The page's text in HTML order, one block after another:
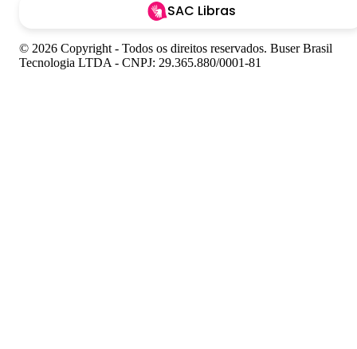
SAC Libras
© 2026 Copyright - Todos os direitos reservados. Buser Brasil
Tecnologia LTDA - CNPJ: 29.365.880/0001-81